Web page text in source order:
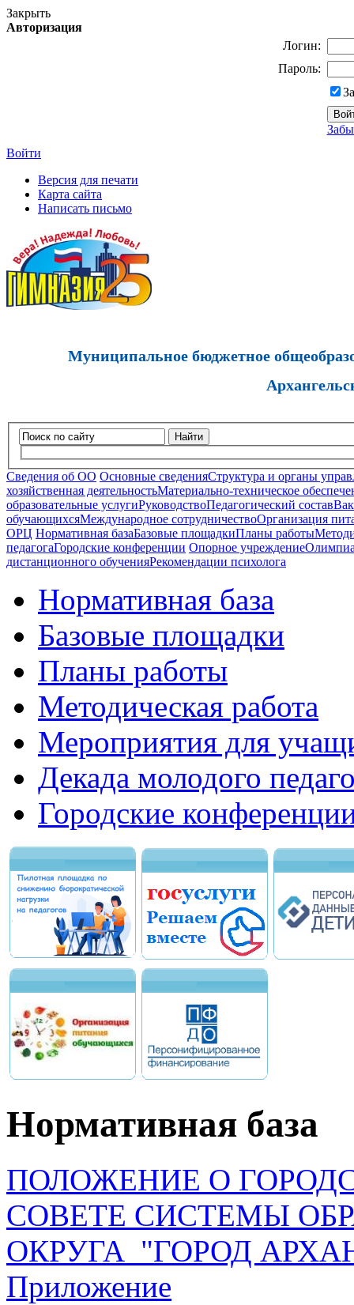
Закрыть
Авторизация
Логин:
Пароль:
Войти
Версия для печати
Карта сайта
Написать письмо
Муниципальное бюджетное
Найти
Сведения об ОО Основные сведенияСтруктура и органы
хозяйственная деятельностьМатериально-техническое
образовательные услугиРуководствоПедагогический состав
обучающихсяМеждународное сотрудничествоОрганизация
ОРЦ Нормативная базаБазовые площадкиПланы работы
педагогаГородские конференции Опорное учреждение
дистанционного обученияРекомендации психолога
Нормативная база
Базовые площадки
Планы работы
Методическая работа
Мероприятия для
Декада молодого
Городские
Нормативная база
ПОЛОЖЕНИЕ О
СОВЕТЕ СИСТЕМЫ
ОКРУГА "ГОРОД
Приложение